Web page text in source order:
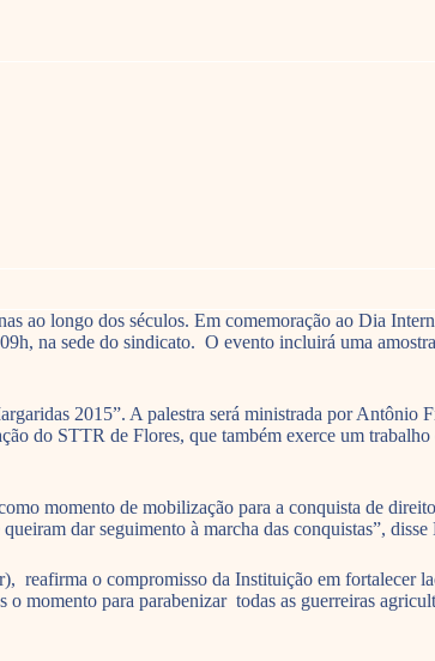
ao longo dos séculos. Em comemoração ao Dia
na sede do sindicato. O evento incluirá uma
2015”. A palestra será ministrada por Antônio
do STTR de Flores, que também exerce um
momento de mobilização para a conquista de
dar seguimento à marcha das conquistas”, disse
o compromisso da Instituição em fortalecer
momento para parabenizar todas as guerreiras